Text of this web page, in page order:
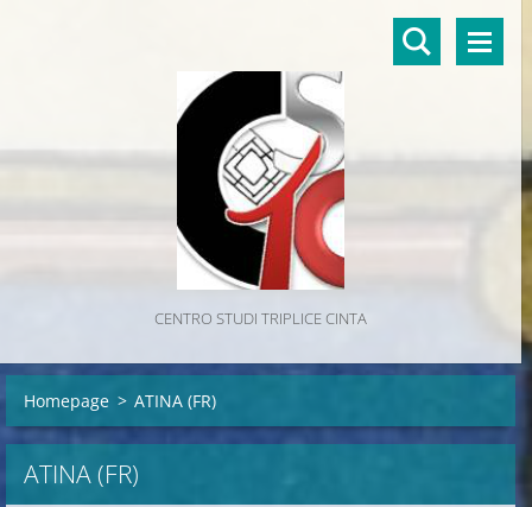
CENTRO STUDI TRIPLICE CINTA
Homepage > ATINA (FR)
ATINA (FR)